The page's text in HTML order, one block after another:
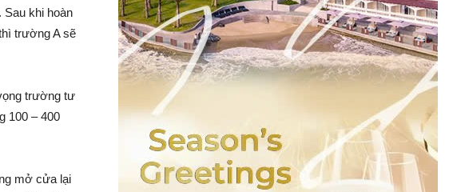
Sau khi hoàn
trường A sẽ
trường tư
100 – 400
mở cửa lại